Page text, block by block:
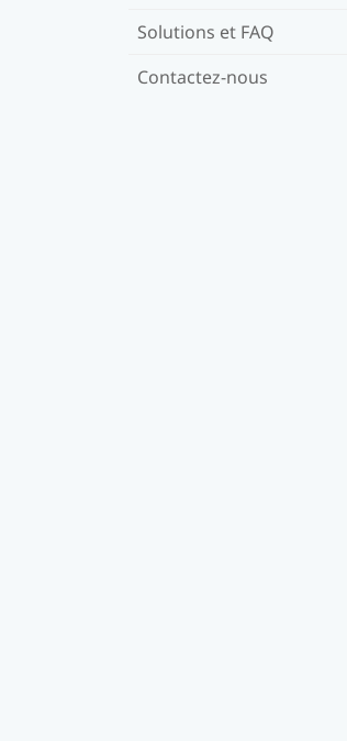
Solutions et FAQ
Contactez-nous